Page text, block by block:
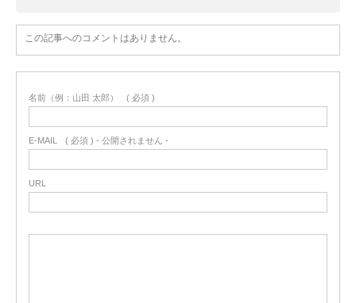
この記事へのコメントはありません。
名前（例：山田 太郎） ( 必須 )
E-MAIL ( 必須 ) - 公開されません -
URL